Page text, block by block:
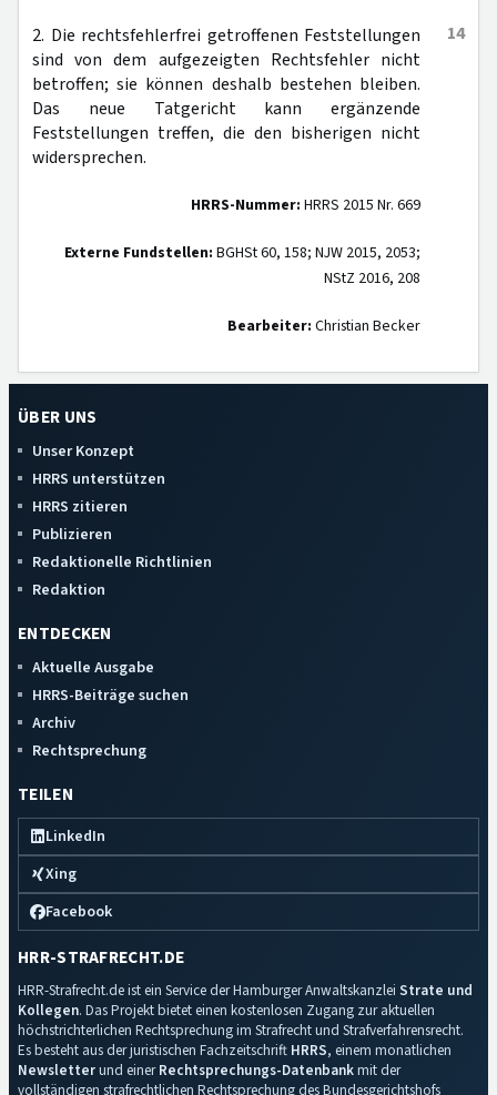
14
2. Die rechtsfehlerfrei getroffenen Feststellungen
sind von dem aufgezeigten Rechtsfehler nicht
betroffen; sie können deshalb bestehen bleiben.
Das neue Tatgericht kann ergänzende
Feststellungen treffen, die den bisherigen nicht
widersprechen.
HRRS-Nummer: HRRS 2015 Nr. 669
Externe Fundstellen: BGHSt 60, 158; NJW 2015, 2053;
NStZ 2016, 208
Bearbeiter: Christian Becker
ÜBER UNS
Unser Konzept
HRRS unterstützen
HRRS zitieren
Publizieren
Redaktionelle Richtlinien
Redaktion
ENTDECKEN
Aktuelle Ausgabe
HRRS-Beiträge suchen
Archiv
Rechtsprechung
TEILEN
LinkedIn
Xing
Facebook
HRR-STRAFRECHT.DE
HRR-Strafrecht.de ist ein Service der Hamburger Anwaltskanzlei Strate und
Kollegen. Das Projekt bietet einen kostenlosen Zugang zur aktuellen
höchstrichterlichen Rechtsprechung im Strafrecht und Strafverfahrensrecht.
Es besteht aus der juristischen Fachzeitschrift HRRS, einem monatlichen
Newsletterund einerRechtsprechungs-Datenbankmit der
vollständigen strafrechtlichen Rechtsprechung des Bundesgerichtshofs